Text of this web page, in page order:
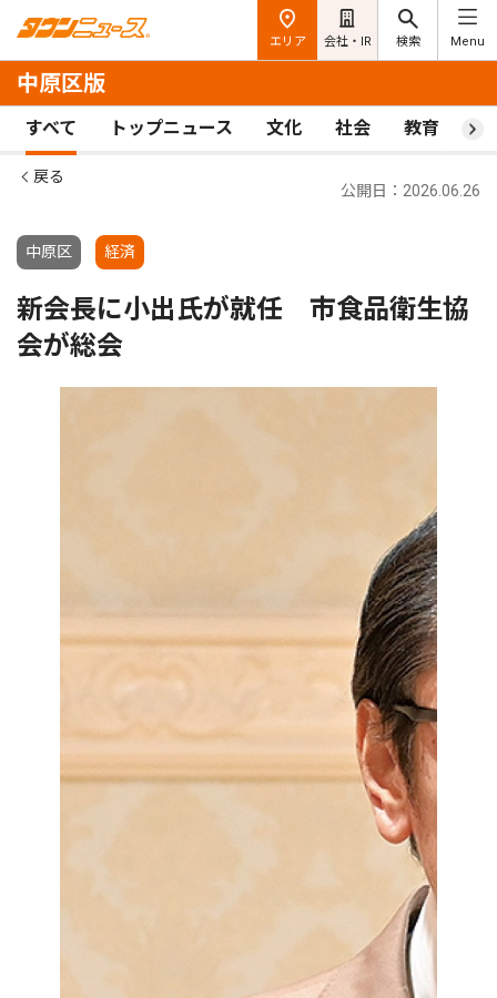
エリア 会社・IR 検索 Menu
中原区版
すべて トップニュース 文化 社会 教育 ス
戻る
中原区 経済
公開日：2026.06.26
新会長に小出氏が就任 市食品衛生協
会が総会